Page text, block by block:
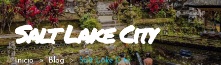
Salt Lake City
Inicio Blog Salt Lake City